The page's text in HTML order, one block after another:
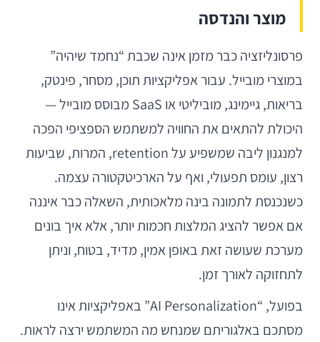
מוצר והנדסה
פרסונליזציה כבר מזמן אינה שכבת “נחמד שיהיה”
במוצרי מובייל. עבור אפליקציות תוכן, מסחר, פינטק,
בריאות, גיימינג, מוביליטי או SaaS מבוסס מובייל —
היכולת להתאים את החוויה למשתמש הספציפי הפכה
למנגנון ליבה שמשפיע על retention, המרות, שביעות
רצון, עומס תפעולי, ואף על הארכיטקטורה עצמה.
כשנכנסת לתמונה בינה מלאכותית, השאלה כבר איננה
אם אפשר להציג המלצות חכמות יותר, אלא איך בונים
מערכת שעושה זאת באופן אמין, מדיד, בטוח, וניתן
לתחזוקה לאורך זמן.
בפועל, “AI Personalization” באפליקציות אינו
מסתכם באלגוריתם שמנחש מה המשתמש ירצה לראות.